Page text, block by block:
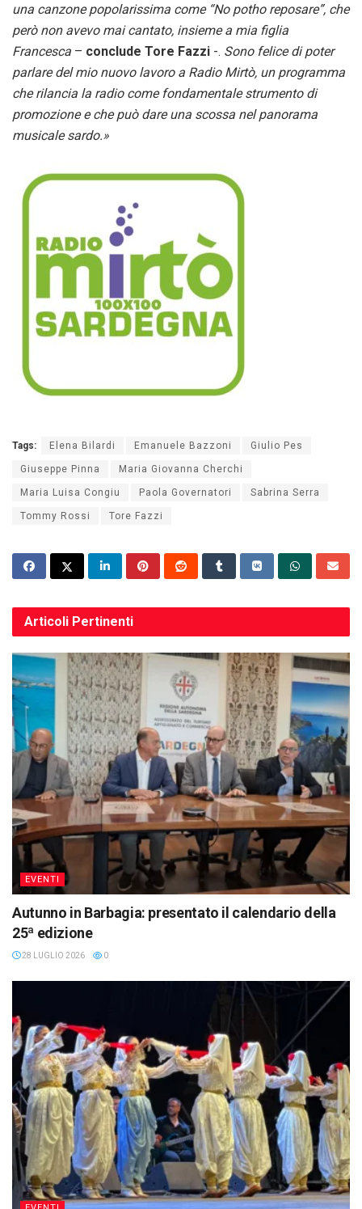
una canzone popolarissima come “No potho reposare”, che
però non avevo mai cantato, insieme a mia figlia
Francesca – conclude Tore Fazzi -. Sono felice di poter
parlaredel mio nuovo lavoro a Radio Mirtò, un programma
che rilancia la radio come fondamentale strumento di
promozione e che può dare una scossa nel panorama
musicale sardo.»
Tags: Elena Bilardi Emanuele Bazzoni Giulio Pes
Giuseppe Pinna Maria Giovanna Cherchi
Maria Luisa Congiu Paola Governatori Sabrina Serra
Tommy Rossi Tore Fazzi
Articoli Pertinenti
EVENTI
Autunno in Barbagia: presentato il calendario della
25ª edizione
28 LUGLIO 2026 0